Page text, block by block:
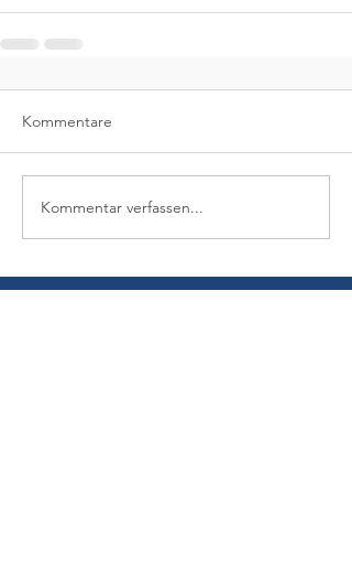
Kommentare
Kommentar verfassen...